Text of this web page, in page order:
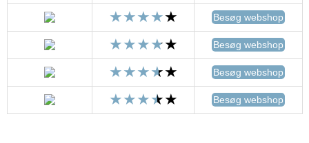
Besøg webshop
Besøg webshop
Besøg webshop
Besøg webshop